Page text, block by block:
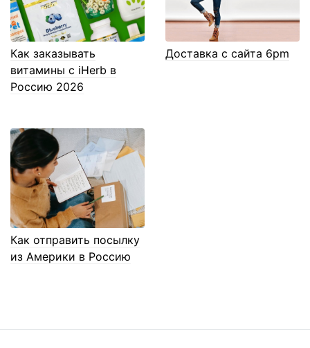
Как заказывать
витамины с iHerb в
Россию 2026
Доставка с сайта 6pm
Как отправить посылку
из Америки в Россию